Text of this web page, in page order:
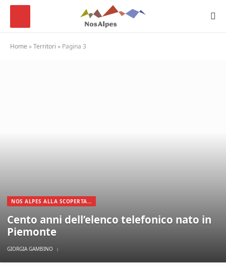
Home »Territori » Pagina 3
NOS ALPES ALLA SCOPERTA…
Cento anni dell’elenco telefonico nato in
Piemonte
GIORGIA GAMBINO